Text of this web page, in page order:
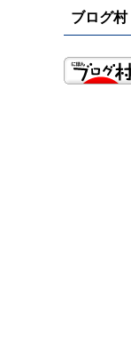
ブログ村